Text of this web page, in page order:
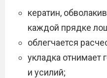
кератин,
каждой прядке
облегчается
укладка отнимает
и усилий;